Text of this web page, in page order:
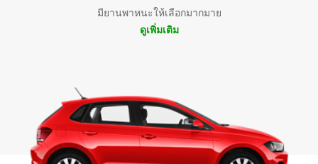
มียานพาหนะให้เลือกมากมาย
ดูเพิ่มเติม